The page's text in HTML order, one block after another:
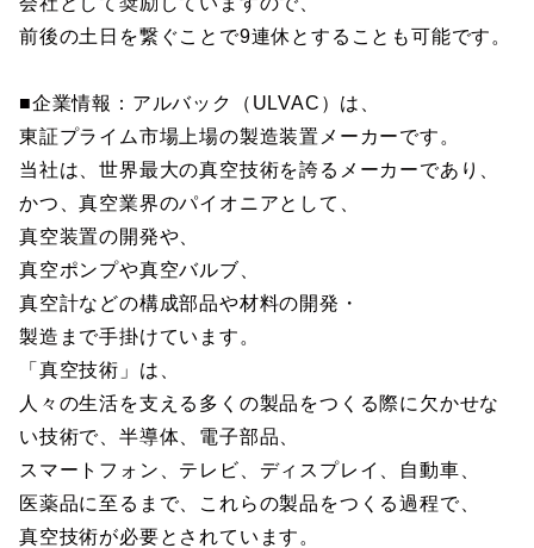
前後の土日を繋ぐことで9連休とすることも可能です。
■企業情報：アルバック（ULVAC）は、
東証プライム市場上場の製造装置メーカーです。
当社は、世界最大の真空技術を誇るメーカーであり、
かつ、真空業界のパイオニアとして、
真空装置の開発や、
真空ポンプや真空バルブ、
真空計などの構成部品や材料の開発・
製造まで手掛けています。
「真空技術」は、
人々の生活を支える多くの製品をつくる際に欠かせな
い技術で、半導体、電子部品、
スマートフォン、テレビ、ディスプレイ、自動車、
医薬品に至るまで、これらの製品をつくる過程で、
真空技術が必要とされています。